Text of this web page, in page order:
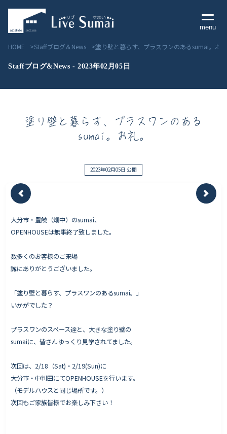
menu
Livesumai 住宅標準性能
物件情報
Works - 施工実績
オーナー様の声
完成案内
お役立ちコラム
会社情報
代表挨拶
HOME Staffブログ＆News 塗り壁と暮らす、プラスワンのあるsumai。お
Staffブログ&News - 2023年02月05日
塗り壁と暮らす、プラスワンのある
sumai。お礼。
2023年02月05日 公開
大分市・豊饒（畑中）のsumai、
OPENHOUSEは無事終了致しました。
数多くのお客様のご来場
誠にありがとうございました。
「塗り壁と暮らす、プラスワンのあるsumai。」
いかがでした？
プラスワンのスペース達と、大きな塗り壁の
sumaiに、皆さんゆっくり見学されてました。
次回は、2/18（Sat)・2/19(Sun)に
大分市・中判田にてOPENHOUSEを行います。
（モデルハウスと同じ場所です。）
次回もご家族皆様でお楽しみ下さい！